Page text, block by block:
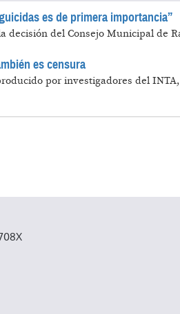
es de primera importancia”
decisión del Consejo Municipal de
es censura
por investigadores del